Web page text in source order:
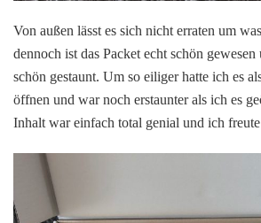
Von außen lässt es sich nicht erraten um
dennoch ist das Packet echt schön
schön gestaunt. Um so eiliger hatte ich es
öffnen und war noch erstaunter als ich es
Inhalt war einfach total genial und ich